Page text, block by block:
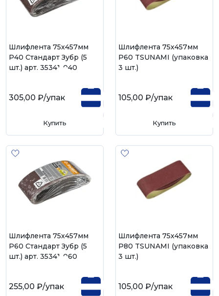
Шлифлента 75х457мм
Р40 Стандарт Зубр (5
шт.) арт. 35341-040
305,00 ₽/упак
Купить
Шлифлента 75х457мм
Р60 TSUNAMI (упаковка
3 шт.)
105,00 ₽/упак
Купить
Шлифлента 75х457мм
Р60 Стандарт Зубр (5
шт.) арт. 35341-060
255,00 ₽/упак
Шлифлента 75х457мм
Р80 TSUNAMI (упаковка
3 шт.)
105,00 ₽/упак